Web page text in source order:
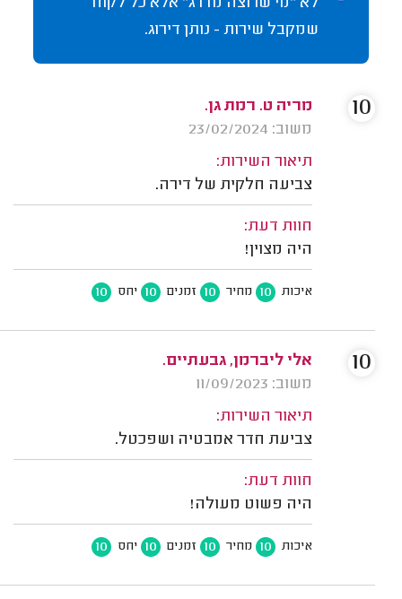
שמקבל שירות - נותן דירוג.
מריה ט. רמת גן.
משוב: 23/02/2024
תיאור השירות:
צביעה חלקית של דירה.
חוות דעת:
היה מצוין!
איכות 10 מחיר 10 זמנים 10 יחס 10
10
אלי ליברמן, גבעתיים.
משוב: 11/09/2023
תיאור השירות:
צביעת חדר אמבטיה ושפכטל.
חוות דעת:
היה פשוט מעולה!
איכות 10 מחיר 10 זמנים 10 יחס 10
10